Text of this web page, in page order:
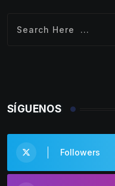
SÍGUENOS
Followers